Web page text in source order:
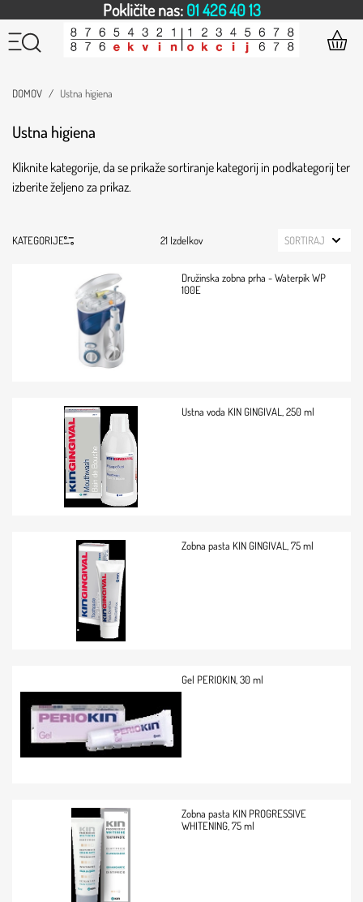
Pokličite nas:01 426 40 13
DOMOV Ustna higiena
Ustna higiena
Kliknite kategorije, da se prikaže sortiranje kategorij in podkategorij ter
izberite željeno za prikaz.
KATEGORIJE 21 Izdelkov SORTIRAJ
Družinska zobna prha - Waterpik WP
100E
Ustna voda KIN GINGIVAL, 250 ml
Zobna pasta KIN GINGIVAL, 75 ml
Gel PERIOKIN, 30 ml
Zobna pasta KIN PROGRESSIVE
WHITENING, 75 ml